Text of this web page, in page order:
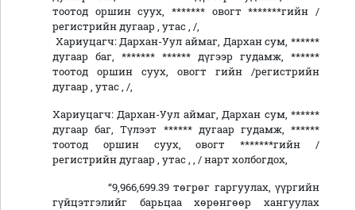
тоотод оршин суух, ******* овогт *******гийн /
регистрийн дугаар , утас , /,
Хариуцагч: Дархан-Уул аймаг, Дархан сум, ******
дугаар баг, ******* ****** дүгээр гудамж, ******
тоотод оршин суух, овогт гийн /регистрийн
дугаар , утас , /,
Хариуцагч: Дархан-Уул аймаг, Дархан сум, ******
дугаар баг, Түлээт ****** дугаар гудамж, ******
тоотод оршин суух, овогт *******гийн /
регистрийн дугаар , утас , , / нарт холбогдох,
“9,966,699.39 төгрөг гаргуулах, үүргийн
гүйцэтгэлийг барьцаа хөрөнгөөр хангуулах